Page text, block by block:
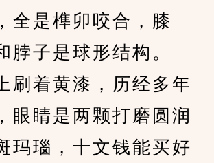
全是榫卯咬合，膝
脖子是球形结构。
着黄漆，历经多年
眼睛是两颗打磨圆润
玛瑙，十文钱能买好